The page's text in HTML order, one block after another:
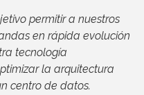
permitir a nuestros
en rápida evolución
tecnología
la arquitectura
centro de datos.